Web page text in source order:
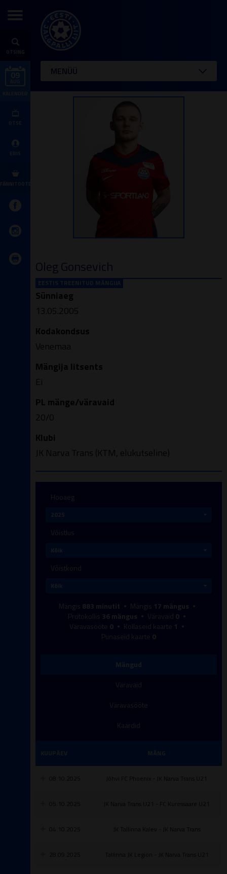
OTSING
OTSE
ERIS
FÄNNITOOTED
MENÜÜ
EESTIS TREENITUD MÄNGIJA
Oleg Gonsevich
Sünniaeg
13.05.2005
Kodakondsus
Venemaa
Mängija litsents
Ei
PL mänge/väravaid
20/0
Klubi
JK Narva Trans (KTM, elukutseline)
Hooaeg
Võistlus
Võistkond
Mängis 883 minutit Mängis 17 mängus
Protokollis 36 mängus Väravaid 0
Väravasööte 0 Kollaseid kaarte 1
Punaseid kaarte 0
Mängud
Väravaid
Väravasööte
Kaardid
KUUPÄEV MÄNG
08.10.2025 Jõhvi FC Phoenix - JK Narva Trans U21
JK Narva Trans U21 - FC Kuressaare U21
04.10.2025 JK Tallinna Kalev - JK Narva Trans
Tallinna JK Legion - JK Narva Trans U21